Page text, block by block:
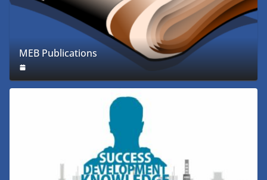
MEB Publications